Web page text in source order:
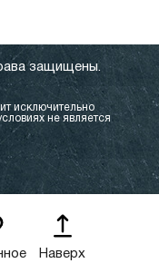
защищены.
исключительно
не является
Наверх